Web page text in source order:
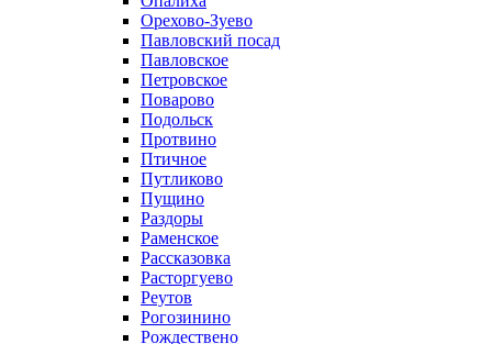
Орехово-Зуево
Павловский посад
Павловское
Петровское
Поварово
Подольск
Протвино
Птичное
Путликово
Пущино
Раздоры
Раменское
Рассказовка
Расторгуево
Реутов
Рогозинино
Рождествено